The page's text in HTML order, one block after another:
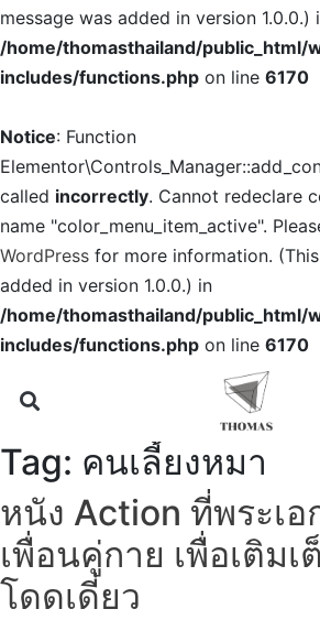
message was added in version 1.0.0.)
/home/thomasthailand/public_html/
includes/functions.php on line 6170
Notice: Function
called incorrectly. Cannot redeclare
name "color_menu_item_active".
WordPress for more information.
added in version 1.0.0.) in
/home/thomasthailand/public_html/
includes/functions.php on line 6170
Tag: คนเลี้ยงหมา
หนัง Action ที่พระเ
เพื่อนคู่กาย เพื่อเติม
โดดเดี่ยว